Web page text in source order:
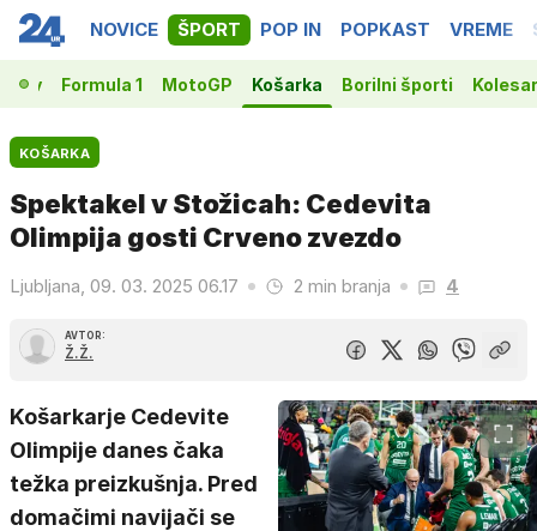
NOVICE ŠPORT POP IN POPKAST VREME
Formula 1 MotoGP Košarka Borilni športi
KOŠARKA
Spektakel v Stožicah: Cedevita
Olimpija gosti Crveno zvezdo
Ljubljana, 09. 03. 2025 06.17 2 min branja 4
AVTOR:
Ž.Ž.
Košarkarje Cedevite
Olimpije danes čaka
težka preizkušnja. Pred
domačimi navijači se